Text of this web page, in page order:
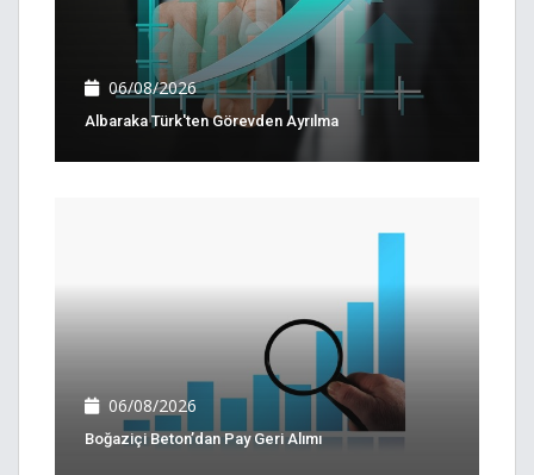
06/08/2026
Albaraka Türk'ten Görevden Ayrılma
06/08/2026
Boğaziçi Beton’dan Pay Geri Alımı